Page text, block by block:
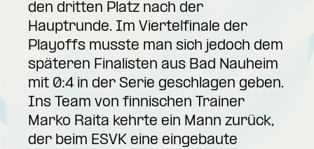
den dritten Platz nach der
Hauptrunde. Im Viertelfinale der
Playoffs musste man sich jedoch dem
späteren Finalisten aus Bad Nauheim
mit 0:4 in der Serie geschlagen geben.
Ins Team von finnischen Trainer
Marko Raita kehrte ein Mann zurück,
der beim ESVK eine eingebaute